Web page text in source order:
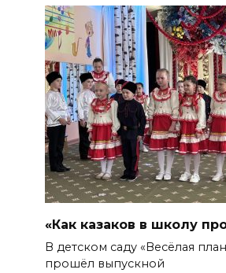
«Как казаков в школу
В детском саду «Весёлая
прошёл выпускной